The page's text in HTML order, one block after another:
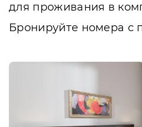
для проживания в
Бронируйте номера с